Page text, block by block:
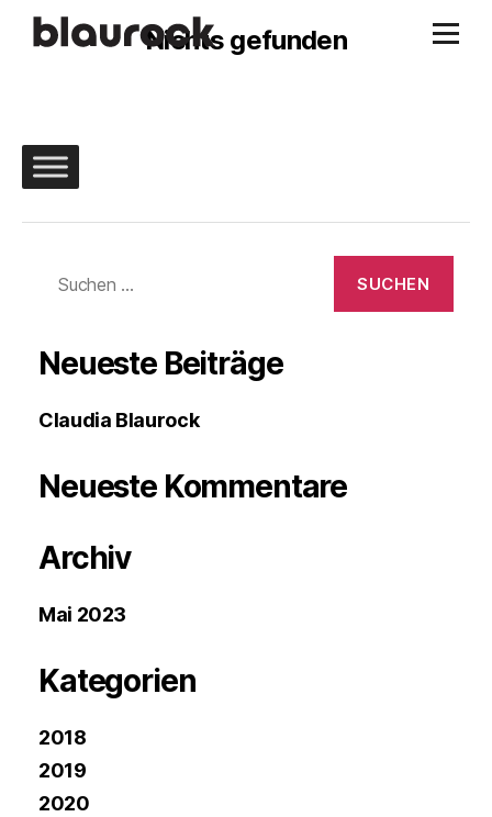
Nichts gefunden
nach:
Neueste Beiträge
Claudia Blaurock
Neueste Kommentare
Archiv
Mai 2023
Kategorien
2018
2019
2020